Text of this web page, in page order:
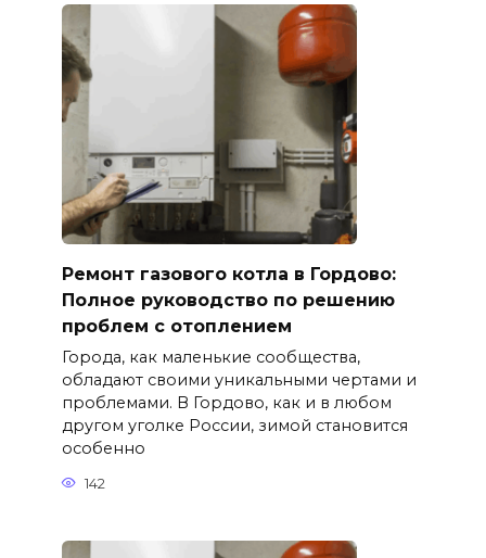
Ремонт газового котла в Гордово:
Полное руководство по решению
проблем с отоплением
Города, как маленькие сообщества,
обладают своими уникальными чертами и
проблемами. В Гордово, как и в любом
другом уголке России, зимой становится
особенно
142